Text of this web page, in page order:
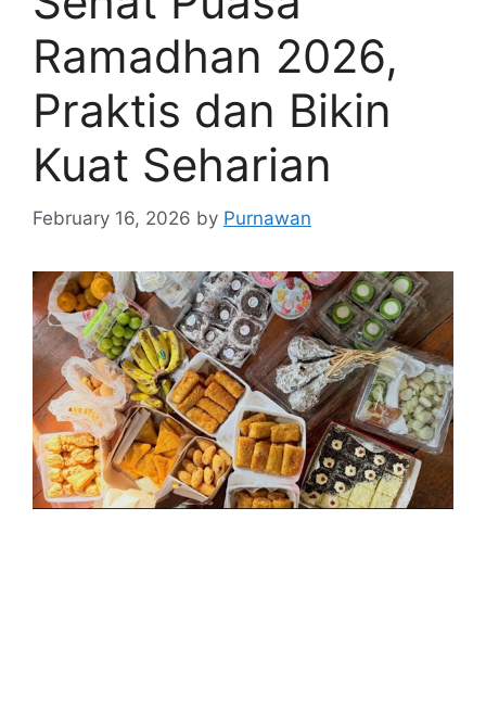
Ramadhan 2026,
Praktis dan Bikin
Kuat Seharian
February 16, 2026 by Purnawan